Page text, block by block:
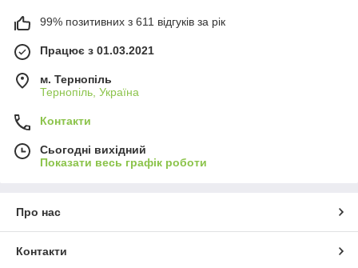
99% позитивних з 611 відгуків за рік
Працює з 01.03.2021
м. Тернопіль
Тернопіль, Україна
Контакти
Сьогодні вихідний
Показати весь графік роботи
Про нас
Контакти